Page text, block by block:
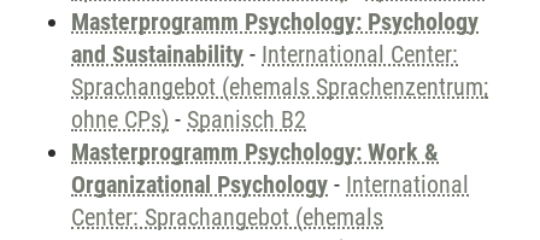
Masterprogramm Psychology: Psychology
and Sustainability - International Center:
Sprachangebot (ehemals Sprachenzentrum;
ohne CPs) - Spanisch B2
Masterprogramm Psychology: Work &
Organizational Psychology - International
Center: Sprachangebot (ehemals